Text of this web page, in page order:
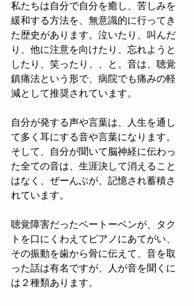
私たちは自分で自分を癒し、苦しみを
緩和する方法を、無意識的に行ってき
た歴史があります。泣いたり、叫んだ
り、他に注意を向けたり、忘れようと
したり、笑ったり、、と。音は、聴覚
鎮痛法という形で、病院でも痛みの軽
減として推奨されています。
自分が発する声や言葉は、人生を通し
て多く耳にする音や言葉になります。
そして、自分が聞いて脳神経に伝わっ
た全ての音は、生涯決して消えること
はなく、ぜーんぶが、記憶され蓄積さ
れています。
聴覚障害だったベートーベンが、タク
トを口にくわえてピアノにあてがい、
その振動を歯から骨に伝えて、音を取
った話は有名ですが、人が音を聞くに
は２種類あります。